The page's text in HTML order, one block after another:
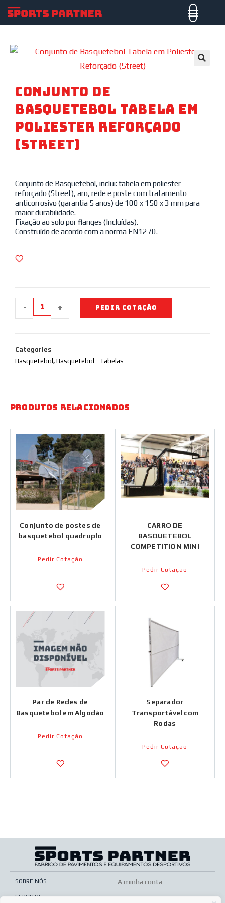
Conjunto De
Basquetebol Tabela Em
Poliester Reforçado
(Street)
Conjunto de Basquetebol, inclui: tabela em poliester
reforçado (Street), aro, rede e poste com tratamento
anticorrosivo (garantia 5 anos) de 100 x 150 x 3 mm para
maior durabilidade.
Fixação ao solo por flanges (Incluídas).
Construído de acordo com a norma EN1270.
- + PEDIR COTAÇÃO
Categories
Basquetebol , Basquetebol - Tabelas
Produtos Relacionados
Conjunto de postes de
basquetebol quadruplo
Pedir Cotação
CARRO DE
BASQUETEBOL
COMPETITION MINI
Pedir Cotação
Par de Redes de
Basquetebol em Algodão
Pedir Cotação
Separador
Transportável com
Rodas
Pedir Cotação
SOBRE NÓS
SERVIÇOS
A minha conta
Pós-venda